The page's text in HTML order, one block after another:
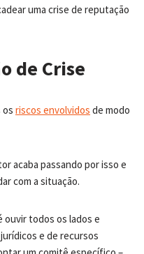
uma crise de reputação
de Crise
os riscos envolvidos de modo
acaba passando por isso e
com a situação.
ouvir todos os lados e
e de recursos